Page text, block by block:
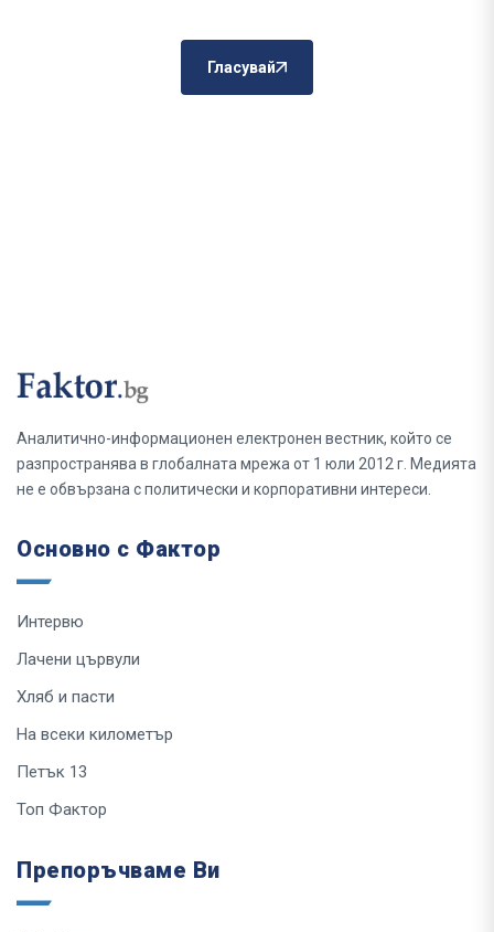
Гласувай
Аналитично-информационен електронен вестник, който се
разпространява в глобалната мрежа от 1 юли 2012 г. Медията
не е обвързана с политически и корпоративни интереси.
Основно с Фактор
Интервю
Лачени цървули
Хляб и пасти
На всеки километър
Петък 13
Топ Фактор
Препоръчваме Ви